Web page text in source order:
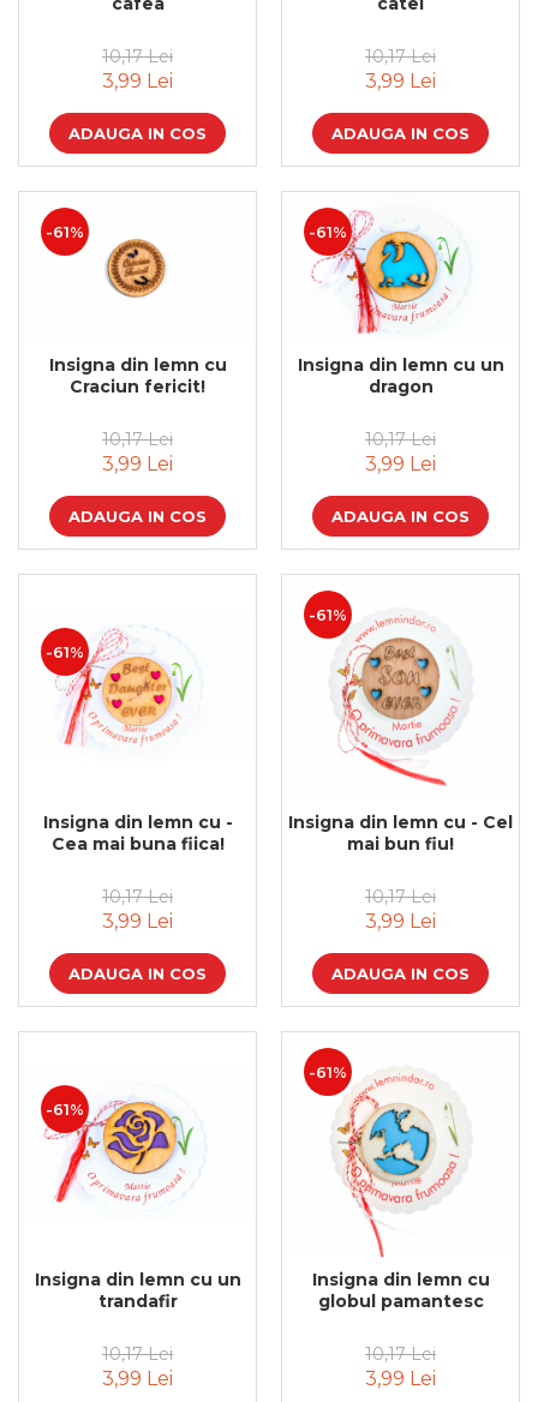
10,17 Lei
3,99 Lei
ADAUGA IN COS
10,17 Lei
3,99 Lei
ADAUGA IN COS
-61%
Insigna din lemn cu
Craciun fericit!
10,17 Lei
3,99 Lei
ADAUGA IN COS
-61%
Insigna din lemn cu un
dragon
10,17 Lei
3,99 Lei
ADAUGA IN COS
-61%
Insigna din lemn cu -
Cea mai buna fiica!
10,17 Lei
3,99 Lei
ADAUGA IN COS
-61%
Insigna din lemn cu - Cel
mai bun fiu!
10,17 Lei
3,99 Lei
ADAUGA IN COS
-61%
Insigna din lemn cu un
trandafir
10,17 Lei
3,99 Lei
-61%
Insigna din lemn cu
globul pamantesc
10,17 Lei
3,99 Lei